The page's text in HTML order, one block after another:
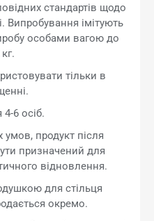
стандартів щодо
Випробування імітують
особами вагою до
тільки в
6 осіб.
продукт після
призначений для
відновлення.
для стільця
окремо.